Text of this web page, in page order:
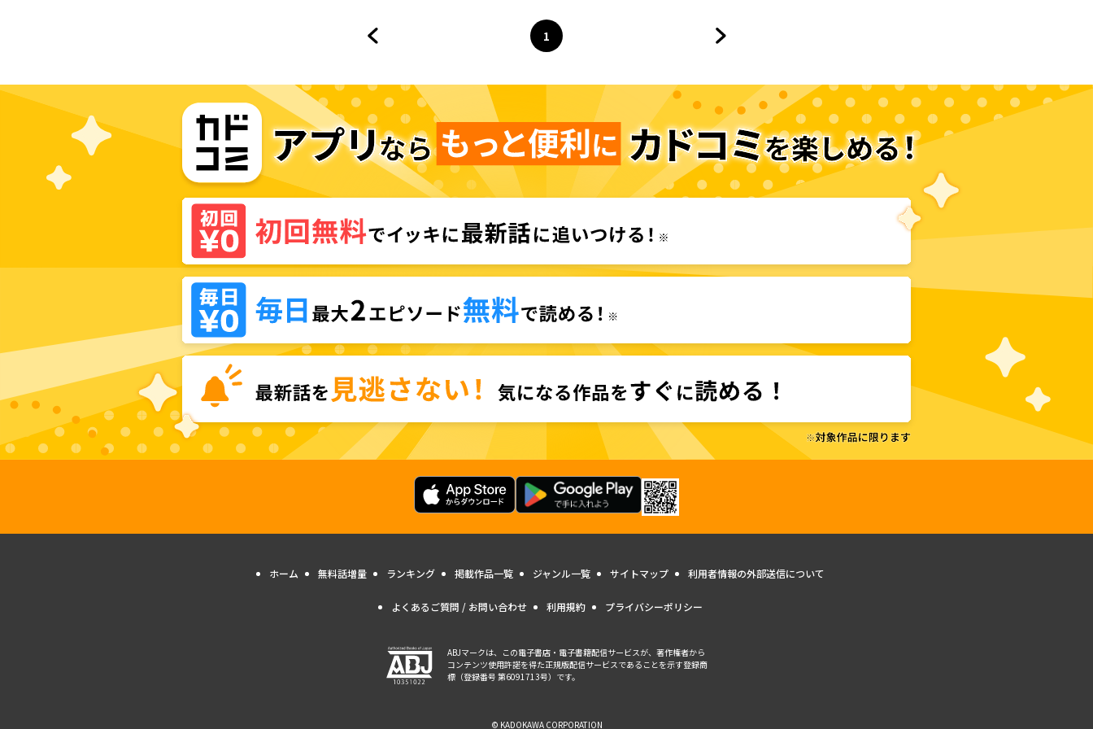
ページ
1
へ
ホーム 無料話増量 ランキング 掲載作品一覧 ジャンル一覧 サイトマップ 利用者情報の外部送信について
よくあるご質問 / お問い合わせ 利用規約 プライバシーポリシー
ABJマークは、この電子書店・電子書籍配信サービスが、著作権者から
コンテンツ使用許諾を得た正規版配信サービスであることを示す登録商
標（登録番号 第6091713号）です。
© KADOKAWA CORPORATION